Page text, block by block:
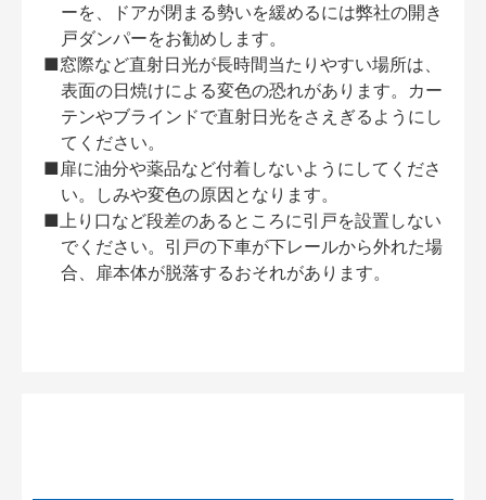
ーを、ドアが閉まる勢いを緩めるには弊社の開き
戸ダンパーをお勧めします。
■窓際など直射日光が長時間当たりやすい場所は、
表面の日焼けによる変色の恐れがあります。カー
テンやブラインドで直射日光をさえぎるようにし
てください。
■扉に油分や薬品など付着しないようにしてくださ
い。しみや変色の原因となります。
■上り口など段差のあるところに引戸を設置しない
でください。引戸の下車が下レールから外れた場
合、扉本体が脱落するおそれがあります。